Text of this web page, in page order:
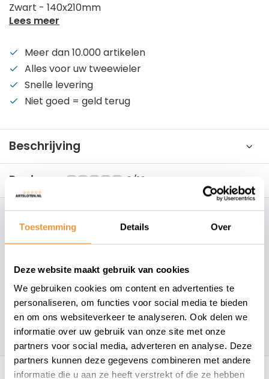
Toestemming Details Over
Deze website maakt gebruik van cookies
We gebruiken cookies om content en advertenties te
personaliseren, om functies voor social media te bieden
en om ons websiteverkeer te analyseren. Ook delen we
informatie over uw gebruik van onze site met onze
partners voor social media, adverteren en analyse. Deze
partners kunnen deze gegevens combineren met andere
informatie die u aan ze heeft verstrekt of die ze hebben
Zwart - 140x210mm
Lees meer
Meer dan 10.000 artikelen
Alles voor uw tweewieler
Snelle levering
Niet goed = geld terug
Beschrijving
Reviews 0/10
Hoe kunnen wij je helpen?
info@artsloten.nl
157 klanten geven een 4.7 /5 op
Recent bekeken